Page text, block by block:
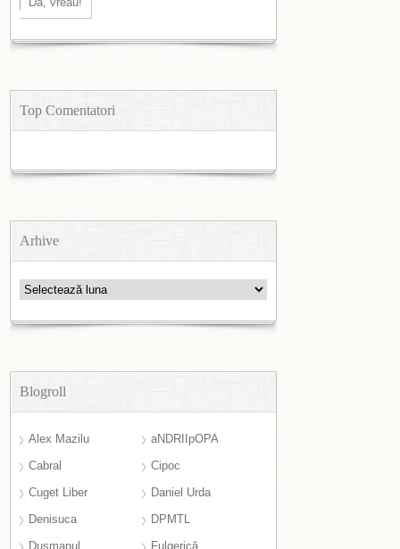
Top Comentatori
Arhive
Arhive
Blogroll
Alex Mazilu
aNDRIIpOPA
Cabral
Cipoc
Cuget Liber
Daniel Urda
Denisuca
DPMTL
Dușmanul
Fulgerică